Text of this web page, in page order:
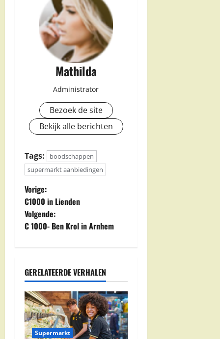
Mathilda
Administrator
Bezoek de site
Bekijk alle berichten
Tags:
boodschappen
supermarkt aanbiedingen
B
e
r
c
h
t
Vorige:
C1000 in Lienden
Volgende:
C 1000- Ben Krol in Arnhem
GERELATEERDE VERHALEN
Supermarkt